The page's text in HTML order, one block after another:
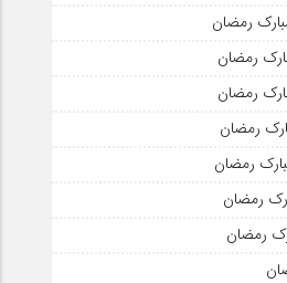
رمضان
رمضان
رمضان
رمضان
رمضان
رمضان
رمضان